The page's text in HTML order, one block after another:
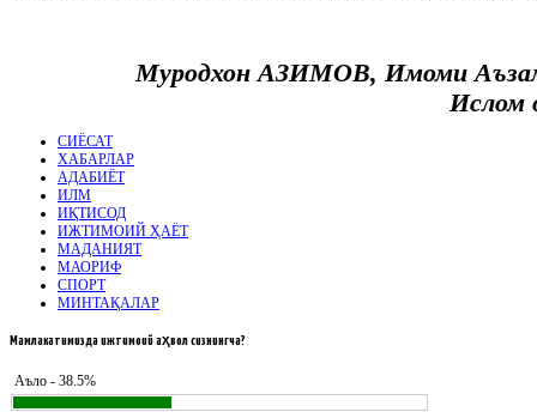
Муродхон АЗИМОВ, Имоми
Ислом
СИЁСАТ
ХАБАРЛАР
АДАБИЁТ
ИЛМ
ИҚТИСОД
ИЖТИМОИЙ ҲАЁТ
МАДАНИЯТ
МАОРИФ
СПОРТ
МИНТАҚАЛАР
Мамлакатимиздаижтимоий аҳвол сизнингча?
Аъло - 38.5%